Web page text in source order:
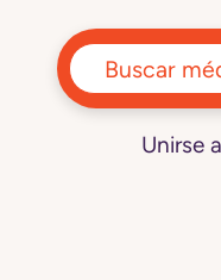
Buscar
Unirse